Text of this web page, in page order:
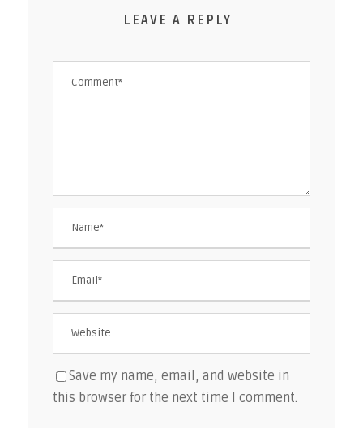
LEAVE A REPLY
Save my name, email, and website in
this browser for the next time I comment.